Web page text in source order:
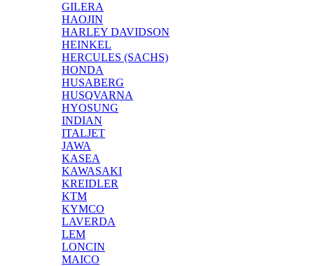
GILERA
HAOJIN
HARLEY DAVIDSON
HEINKEL
HERCULES (SACHS)
HONDA
HUSABERG
HUSQVARNA
HYOSUNG
INDIAN
ITALJET
JAWA
KASEA
KAWASAKI
KREIDLER
KTM
KYMCO
LAVERDA
LEM
LONCIN
MAICO